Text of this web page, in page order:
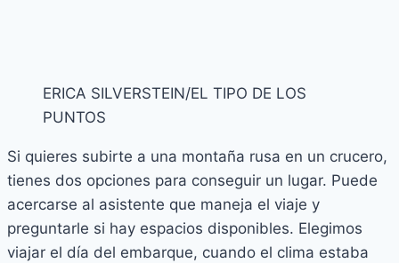
ERICA SILVERSTEIN/EL TIPO DE LOS
PUNTOS
Si quieres subirte a una montaña rusa en un crucero,
tienes dos opciones para conseguir un lugar. Puede
acercarse al asistente que maneja el viaje y
preguntarle si hay espacios disponibles. Elegimos
viajar el día del embarque, cuando el clima estaba